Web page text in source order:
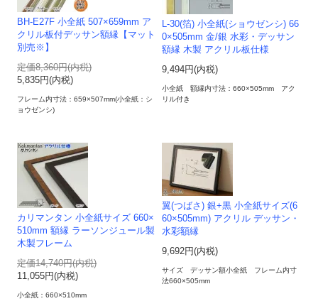
BH-E27F 小全紙 507×659mm ア
クリル板付デッサン額縁【マット
別売※】
定価8,360円(内税)
5,835円(内税)
フレーム内寸法：659×507mm(小全紙：シ
ョウゼンシ)
L-30(箔) 小全紙(ショウゼンシ) 66
0×505mm 金/銀 水彩・デッサン
額縁 木製 アクリル板仕様
9,494円(内税)
小全紙 額縁内寸法：660×505mm アク
リル付き
カリマンタン 小全紙サイズ 660×
510mm 額縁 ラーソンジュール製
木製フレーム
定価14,740円(内税)
11,055円(内税)
小全紙：660×510mm
翼(つばさ) 銀+黒 小全紙サイズ(6
60×505mm) アクリル デッサン・
水彩額縁
9,692円(内税)
サイズ デッサン額小全紙 フレーム内寸
法660×505mm